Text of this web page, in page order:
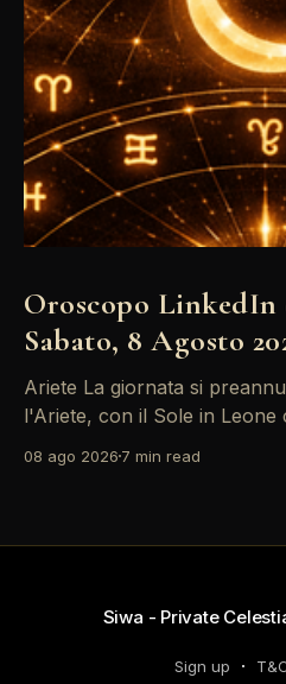
Oroscopo
Sabato, 8 Agosto
Ariete La giornata si preannuncia scoppiettante per
l'Ariete, con il Sole in Leone
d'oro per postare un
08 ago 2026 7 min read
Siwa - Private
Sign up